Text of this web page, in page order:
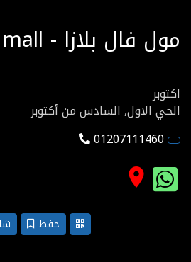
Val plaza mall - مول فال بلازا
اكتوبر
الحي الاول, السادس من أكتوبر
01207111460
place
حفظ